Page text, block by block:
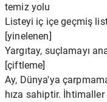
temiz yolu
Listeyi iç içe geçmiş
[yinelenen]
Yargıtay, suçlamayı
[çiftleme]
Ay, Dünya'ya
hıza sahiptir. İhtimaller